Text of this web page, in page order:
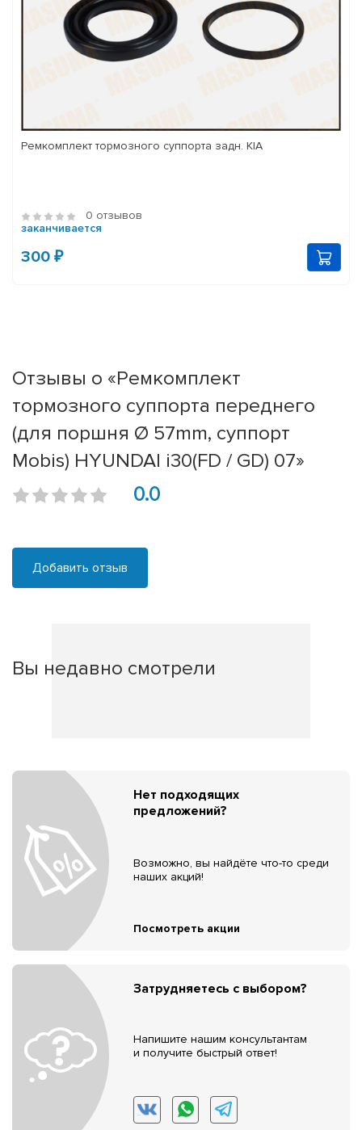
Ремкомплект тормозного суппорта задн. KIA
0 отзывов
заканчивается
300 ₽
Отзывы о «Ремкомплект
тормозного суппорта переднего
(для поршня Ø 57mm, суппорт
Mobis) HYUNDAI i30(FD / GD) 07»
0.0
Добавить отзыв
Вы недавно смотрели
Нет подходящих
предложений?
Возможно, вы найдёте что-то среди
наших акций!
Посмотреть акции
Затрудняетесь с выбором?
Напишите нашим консультантам
и получите быстрый ответ!